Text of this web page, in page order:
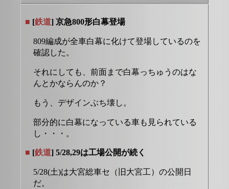
■ [鉄道] 京急800形白幕登場
809編成が全車白幕に化けて登場しているのを
確認した。
それにしても、前面まで白幕っちゅうのはな
んとかならんのか？
もう、デザインぶち壊し。
部分的に白幕になっている車も見られている
し・・・。
■ [鉄道] 5/28,29は工場公開が続く
5/28(土)は大宮総車セ（旧大宮工）の公開日
だ。